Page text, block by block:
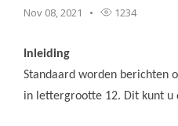
Nov 08, 2021 1234
Inleiding
Standaard worden berichten
in lettergrootte 12. Dit kunt u